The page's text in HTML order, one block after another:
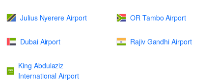
Julius Nyerere Airport OR Tambo Airport
Dubai Airport Rajiv Gandhi Airport
King Abdulaziz
International Airport